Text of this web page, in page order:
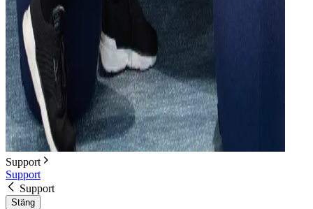
Support
Support
Support
Stäng